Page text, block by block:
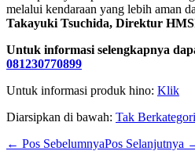
melalui kendaraan yang lebih aman
Takayuki Tsuchida, Direktur
Untuk informasi selengkapnya
081230770899
Untuk informasi produk hino: Klik
Diarsipkan di bawah: Tak Berkategori
Navigasi
← Pos SebelumnyaPos Selanjutnya